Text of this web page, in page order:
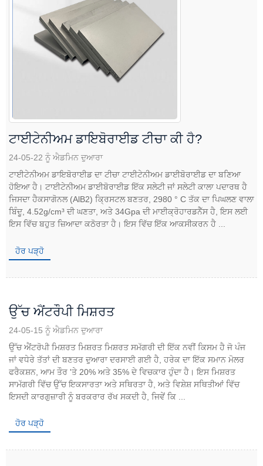
ਟਾਈਟੇਨੀਅਮ ਡਾਇਬੋਰਾਈਡ ਟੀਚਾ ਕੀ ਹੈ?
24-05-22 ਨੂੰ ਐਡਮਿਨ ਦੁਆਰਾ
ਟਾਈਟੇਨੀਅਮ ਡਾਇਬੋਰਾਈਡ ਦਾ ਟੀਚਾ ਟਾਈਟੇਨੀਅਮ ਡਾਈਬੋਰਾਈਡ ਦਾ ਬਣਿਆ
ਹੋਇਆ ਹੈ। ਟਾਈਟੇਨੀਅਮ ਡਾਈਬੋਰਾਈਡ ਇੱਕ ਸਲੇਟੀ ਜਾਂ ਸਲੇਟੀ ਕਾਲਾ ਪਦਾਰਥ ਹੈ
ਜਿਸਦਾ ਹੈਕਸਾਗੋਨਲ (AlB2) ਕ੍ਰਿਸਟਲ ਬਣਤਰ, 2980 ° C ਤੱਕ ਦਾ ਪਿਘਲਣ ਵਾਲਾ
ਬਿੰਦੂ, 4.52g/cm³ ਦੀ ਘਣਤਾ, ਅਤੇ 34Gpa ਦੀ ਮਾਈਕ੍ਰੋਹਾਰਡਨੈੱਸ ਹੈ, ਇਸ ਲਈ
ਇਸ ਵਿੱਚ ਬਹੁਤ ਜ਼ਿਆਦਾ ਕਠੋਰਤਾ ਹੈ। ਇਸ ਵਿੱਚ ਇੱਕ ਆਕਸੀਕਰਨ ਹੈ ...
ਹੋਰ ਪੜ੍ਹੋ
ਉੱਚ ਐਂਟਰੌਪੀ ਮਿਸ਼ਰਤ
24-05-15 ਨੂੰ ਐਡਮਿਨ ਦੁਆਰਾ
ਉੱਚ ਐਂਟਰੋਪੀ ਮਿਸ਼ਰਤ ਮਿਸ਼ਰਤ ਮਿਸ਼ਰਤ ਸਮੱਗਰੀ ਦੀ ਇੱਕ ਨਵੀਂ ਕਿਸਮ ਹੈ ਜੋ ਪੰਜ
ਜਾਂ ਵਧੇਰੇ ਤੱਤਾਂ ਦੀ ਬਣਤਰ ਦੁਆਰਾ ਦਰਸਾਈ ਗਈ ਹੈ, ਹਰੇਕ ਦਾ ਇੱਕ ਸਮਾਨ ਮੋਲਰ
ਫਰੈਕਸ਼ਨ, ਆਮ ਤੌਰ 'ਤੇ 20% ਅਤੇ 35% ਦੇ ਵਿਚਕਾਰ ਹੁੰਦਾ ਹੈ। ਇਸ ਮਿਸ਼ਰਤ
ਸਾਮੱਗਰੀ ਵਿੱਚ ਉੱਚ ਇਕਸਾਰਤਾ ਅਤੇ ਸਥਿਰਤਾ ਹੈ, ਅਤੇ ਵਿਸ਼ੇਸ਼ ਸਥਿਤੀਆਂ ਵਿੱਚ
ਇਸਦੀ ਕਾਰਗੁਜ਼ਾਰੀ ਨੂੰ ਬਰਕਰਾਰ ਰੱਖ ਸਕਦੀ ਹੈ, ਜਿਵੇਂ ਕਿ ...
ਹੋਰ ਪੜ੍ਹੋ